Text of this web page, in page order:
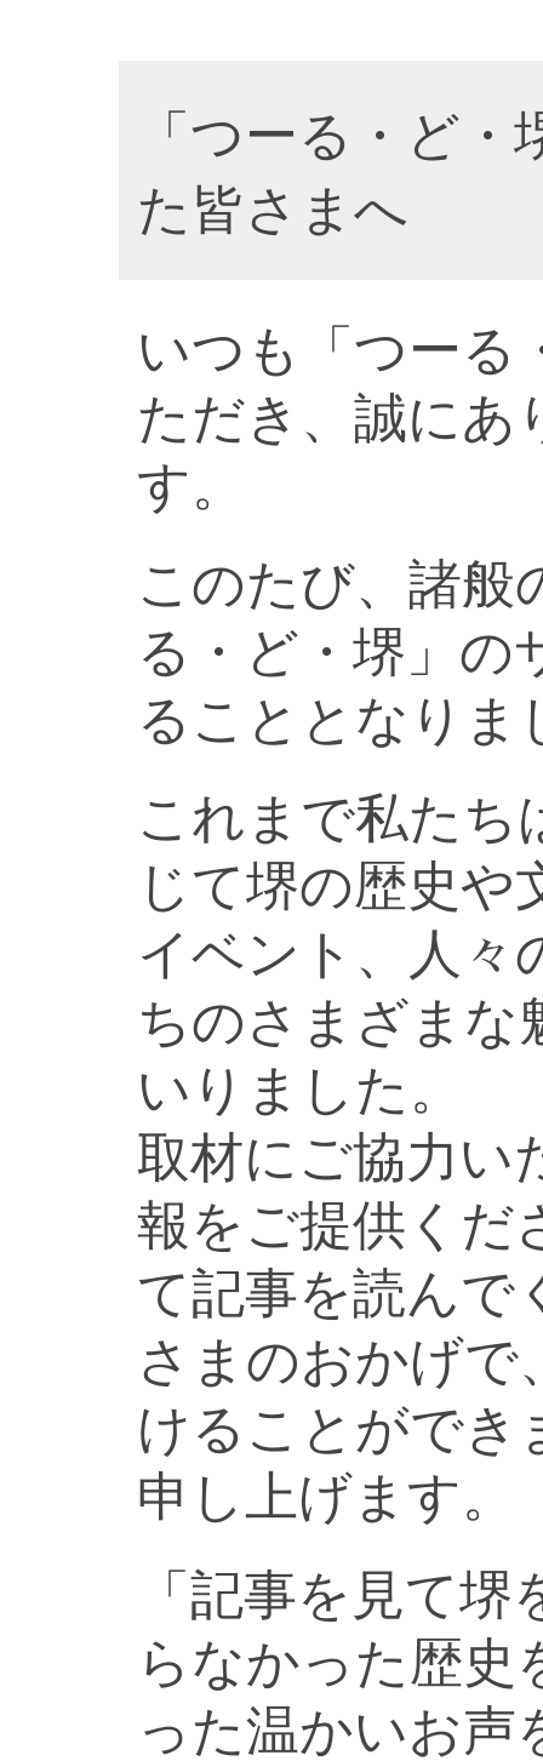
「つーる・ど
た皆さまへ
いつも「つーる
ただき、誠にあ
す。
このたび、諸般
る・ど・堺」の
ることとなりま
これまで私たち
じて堺の歴史や
イベント、人々
ちのさまざまな
いりました。
取材にご協力い
報をご提供くだ
て記事を読んで
さまのおかげで
けることができ
申し上げます。
「記事を見て
らなかった歴史
った温かいお声